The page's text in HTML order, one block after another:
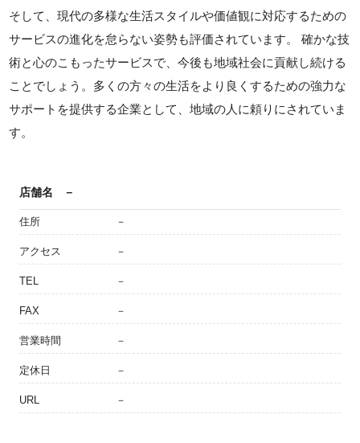
そして、現代の多様な生活スタイルや価値観に対応するための
サービスの進化を怠らない姿勢も評価されています。 確かな技
術と心のこもったサービスで、今後も地域社会に貢献し続ける
ことでしょう。多くの方々の生活をより良くするための強力な
サポートを提供する企業として、地域の人に頼りにされていま
す。
店舗名 －
住所 －
アクセス －
TEL －
FAX －
営業時間 －
定休日 －
URL －